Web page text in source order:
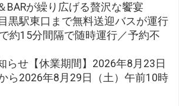
BARが繰り広げる贅沢な饗宴
黒駅東口まで無料送迎バスが運行
約15分間隔で随時運行／予約不
せ【休業期間】2026年8月23日
ら2026年8月29日（土）午前10時